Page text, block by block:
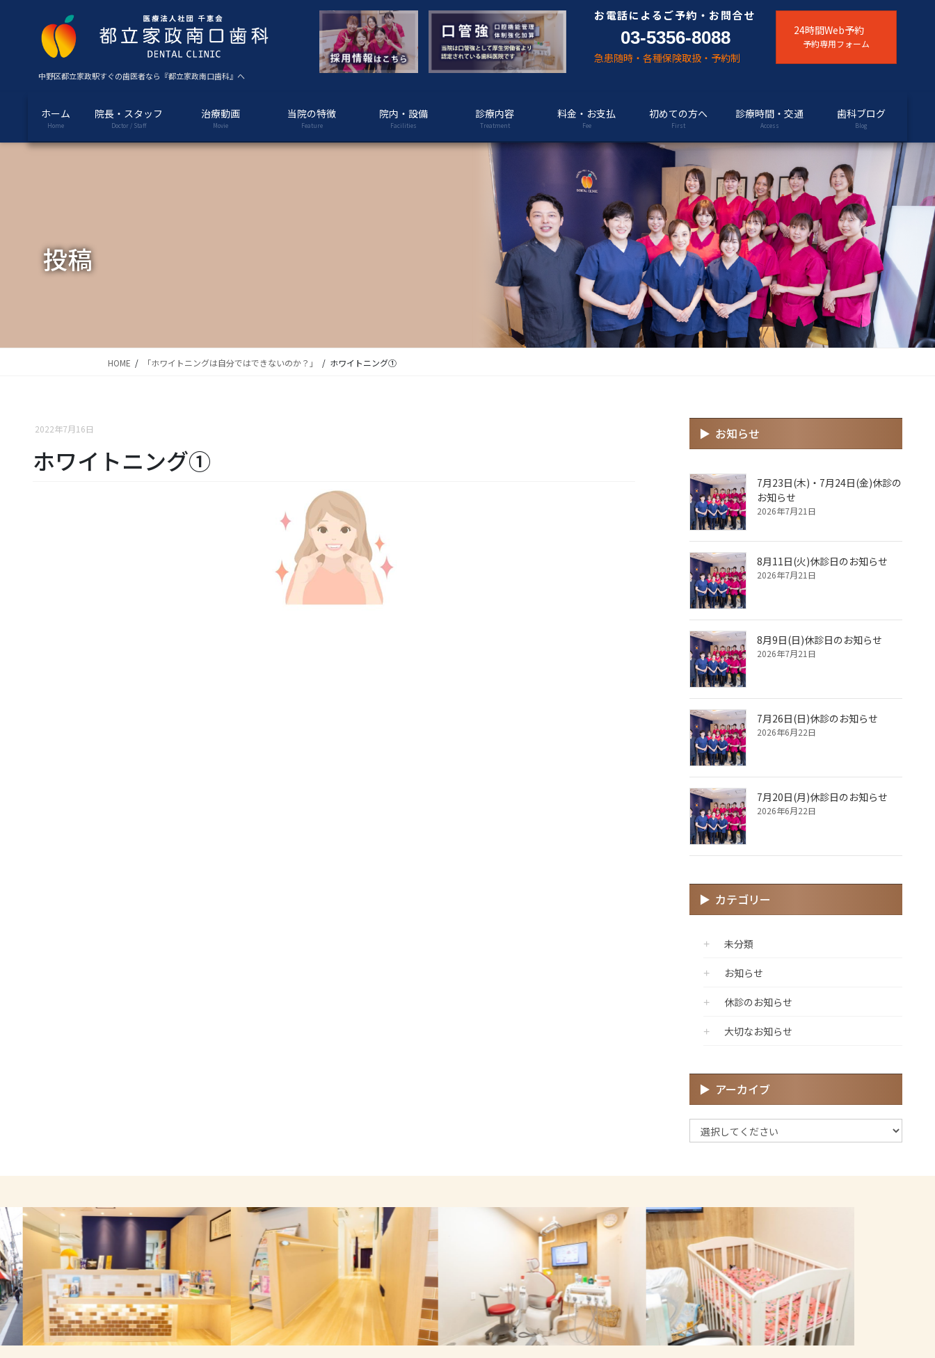
移
中野区都立家政駅すぐの歯医者なら『都立家政南口歯科』へ
お電話によるご予約・お問合せ
03-5356-8088
急患随時・各種保険取扱・予約制
24時間Web予約
予約専用フォーム
ホーム
Home
院長・スタッフ
Doctor / Staff
治療動画
Movie
当院の特徴
Feature
院内・設備
Facilities
診療内容
Treatment
料金・お支払
Fee
初めての方へ
First
診療時間・交通
Access
歯科ブログ
Blog
投稿
HOME 「ホワイトニングは自分ではできないのか？」 ホワイトニング①
2022年7月16日
ホワイトニング①
お知らせ
7月23日(木)・7月24日(金)休診の
お知らせ
2026年7月21日
8月11日(火)休診日のお知らせ
2026年7月21日
8月9日(日)休診日のお知らせ
2026年7月21日
7月26日(日)休診のお知らせ
2026年6月22日
7月20日(月)休診日のお知らせ
2026年6月22日
カテゴリー
未分類
お知らせ
休診のお知らせ
大切なお知らせ
アーカイブ